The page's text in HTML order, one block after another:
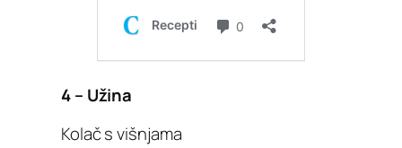
4 – Užina
Kolač s višnjama